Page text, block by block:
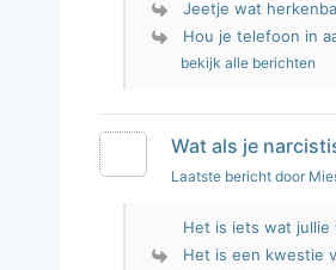
Jeetje wat
Hou je telefoon in
bekijk alle berichten
Wat als je
Laatste bericht door
Het is iets wat jullie
Het is een kwestie